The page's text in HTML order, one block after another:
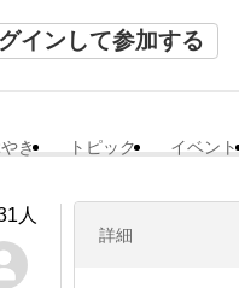
インして参加する
き トピック イベント
詳細
人